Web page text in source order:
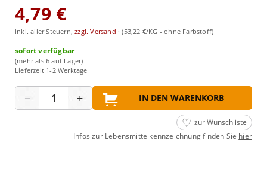
4,79 €
inkl. aller Steuern,zzgl. Versand ·(53,22 €/KG - ohne Farbstoff)
sofort verfügbar
(mehr als 6 auf Lager)
Lieferzeit 1-2 Werktage
− + IN DEN WARENKORB
zur Wunschliste
Infos zur Lebensmittelkennzeichnung finden Sie hier